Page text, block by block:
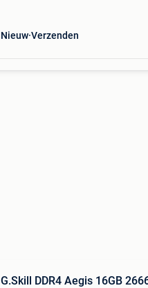
Nieuw Verzenden
G.Skill DDR4 Aegis 16GB